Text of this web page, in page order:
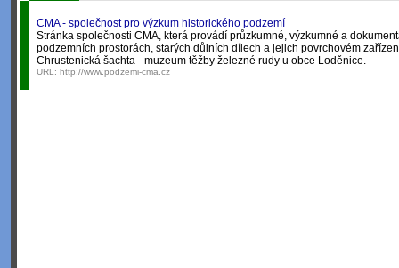
CMA - společnost pro výzkum historického podzemí
Stránka společnosti CMA, která provádí průzkumné, výzkumné a
podzemních prostorách, starých důlních dílech a jejich povrchovém
Chrustenická šachta - muzeum těžby železné rudy u obce Loděnice.
URL: http://www.podzemi-cma.cz